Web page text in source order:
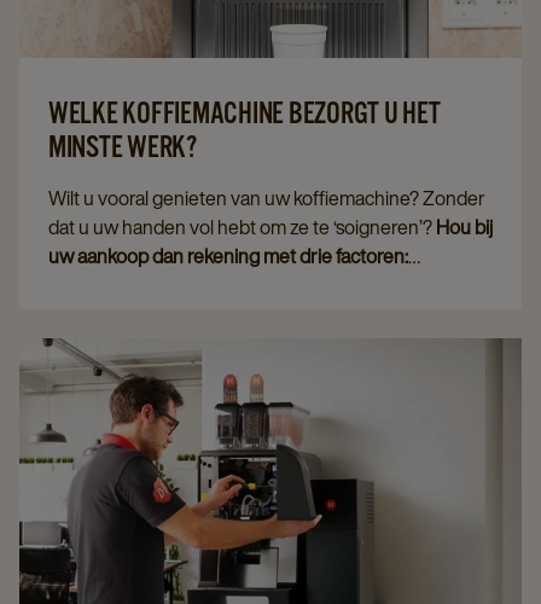
WELKE KOFFIEMACHINE BEZORGT U HET
MINSTE WERK?
Wilt u vooral genieten van uw koffiemachine? Zonder
dat u uw handen vol hebt om ze te ‘soigneren’?Hou bij
uw aankoop dan rekening met drie factoren:
ingewikkelde blend dus, hieronder netjes voor u
uitgeschonken. Onthoud alvast:
beste vriend qua gebruiksgemak.